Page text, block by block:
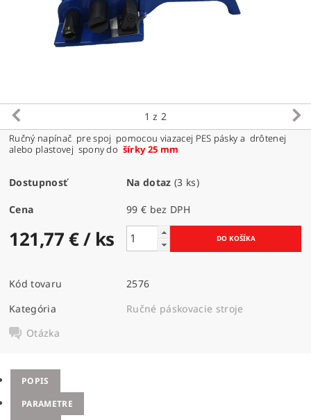
1 z 2
Ručný napínač pre spoj pomocou viazacej PES pásky a drôtenej
alebo plastovej spony do šírky 25 mm
Dostupnosť Na dotaz (3 ks)
Cena 99 € bez DPH
121,77 €/ ks
Kód tovaru
2576
Kategória
Ručné páskovacie stroje
Otázka
POPIS
PARAMETRE